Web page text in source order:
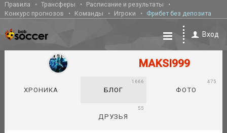
Правила Трансферы
Расписание и результаты
Конкурс прогнозов
Команды Игроки Фрибет без депозита
Вход
MAKSI999
ХРОНИКА БЛОГ
1666
ФОТО
475
ДРУЗЬЯ
55